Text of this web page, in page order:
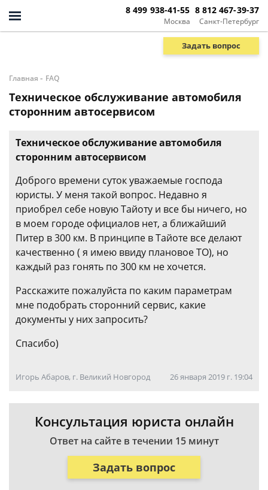
Москва
8 499 938-41-55
Санкт-Петербург
8 812 467-39-37
Задать вопрос
Главная - FAQ
Техническое обслуживание автомобиля
сторонним автосервисом
Техническое обслуживание автомобиля
сторонним автосервисом
Доброго времени суток уважаемые господа
юристы. У меня такой вопрос. Недавно я
приобрел себе новую Тайоту и все бы ничего, но
в моем городе официалов нет, а ближайший
Питер в 300 км. В принципе в Тайоте все делают
качественно ( я имею ввиду плановое ТО), но
каждый раз гонять по 300 км не хочется.
Расскажите пожалуйста по каким параметрам
мне подобрать сторонний сервис, какие
документы у них запросить?
Спасибо)
Игорь Абаров, г. Великий Новгород 26 января 2019 г. 19:04
Консультация юриста онлайн
Ответ на сайте в течении 15 минут
Задать вопрос